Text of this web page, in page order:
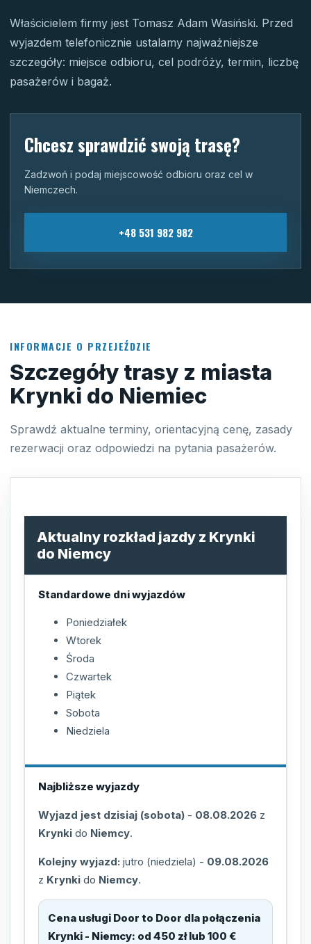
Właścicielem firmy jest Tomasz Adam Wasiński. Przed
wyjazdem telefonicznie ustalamy najważniejsze
szczegóły: miejsce odbioru, cel podróży, termin, liczbę
pasażerów i bagaż.
Chcesz sprawdzić swoją trasę?
Zadzwoń i podaj miejscowość odbioru oraz cel w
Niemczech.
+48 531 982 982
INFORMACJE O PRZEJEŹDZIE
Szczegóły trasy z miasta
Krynki do Niemiec
Sprawdź aktualne terminy, orientacyjną cenę, zasady
rezerwacji oraz odpowiedzi na pytania pasażerów.
Aktualny rozkład jazdy z Krynki
do Niemcy
Standardowe dni wyjazdów
Poniedziałek
Wtorek
Środa
Czwartek
Piątek
Sobota
Niedziela
Najbliższe wyjazdy
Wyjazd jest dzisiaj (sobota) - 08.08.2026 z
Krynki do Niemcy.
Kolejny wyjazd: jutro (niedziela) - 09.08.2026
z Krynki do Niemcy.
Cena usługi Door to Door dla połączenia
Krynki - Niemcy: od 450 zł lub 100 €